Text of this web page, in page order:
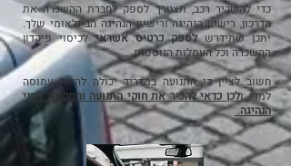
כדי להשכיר רכב, תצטרך לספק לחברת ההשכרה את
הדרכון, רישיון הנהיגה ורישיון הנהיגה הבינלאומי שלך.
יתכן שתידרשלספק כרטיס אשראילכיסוי פיקדון
ההשכרה וכל העמלות הנוספות.
חשוב לציין כי התנועה במדריד יכולה להיות עמוסה
למדי,ולכן כדאי להכיר את חוקי התנועה והתקנות לפני
הנהיגה.